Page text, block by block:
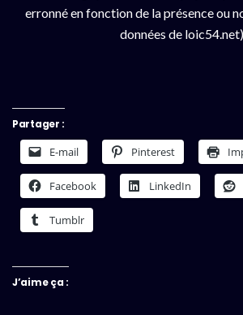
erronné en fonction de la présence ou
données de loic54.net)
Partager :
E-mail Pinterest
Facebook LinkedIn
Tumblr
J’aime ça :